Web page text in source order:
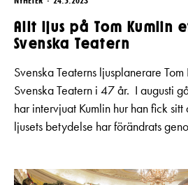
Allt ljus på Tom Kumlin
Svenska Teatern
Svenska Teaterns ljusplanerare
Svenska Teatern i 47 år. I augusti
har intervjuat Kumlin hur han fick
ljusets betydelse har förändrats